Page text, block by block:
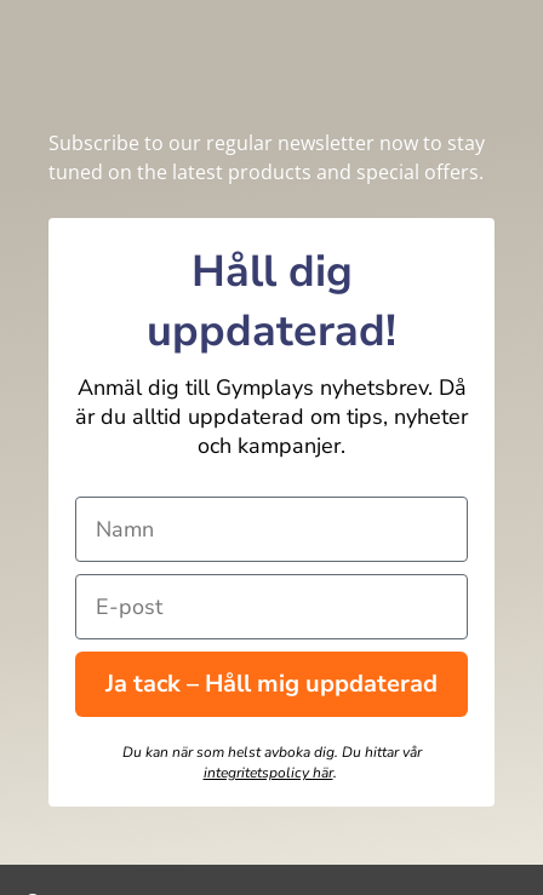
Subscribe to our regular newsletter now to stay
tuned on the latest products and special offers.
Håll dig
uppdaterad!
Anmäl dig till Gymplays nyhetsbrev. Då
är du alltid uppdaterad om tips, nyheter
och kampanjer.
Ja tack – Håll mig uppdaterad
Du kan när som helst avboka dig. Du hittar vår
integritetspolicy här.